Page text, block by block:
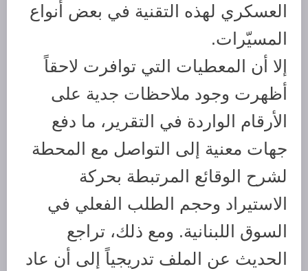
العسكري لهذه التقنية في بعض أنواع
المسيّرات.
إلا أن المعطيات التي توافرت لاحقاً
أظهرت وجود ملاحظات جدية على
الأرقام الواردة في التقرير، ما دفع
جهات معنية إلى التواصل مع المحطة
لشرح الوقائع المرتبطة بحركة
الاستيراد وحجم الطلب الفعلي في
السوق اللبنانية. ومع ذلك، تراجع
الحديث عن الملف تدريجياً إلى أن عاد